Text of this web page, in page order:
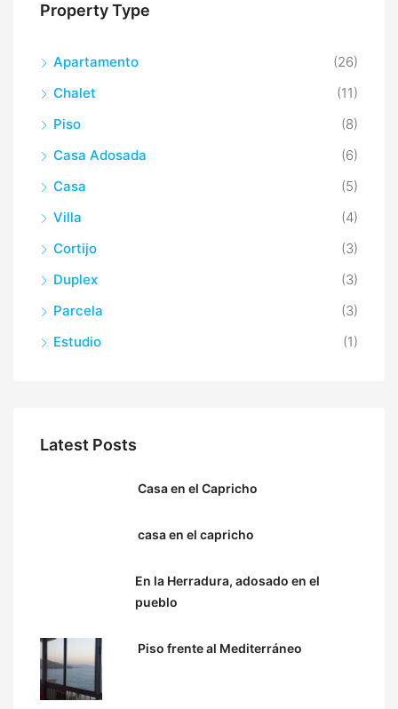
Property Type
Apartamento
(26)
Chalet
(11)
Piso
(8)
Casa Adosada
(6)
Casa
(5)
Villa
(4)
Cortijo
(3)
Duplex
(3)
Parcela
(3)
Estudio
(1)
Latest Posts
Casa en el Capricho
casa en el capricho
En la Herradura, adosado en el
pueblo
Piso frente al Mediterráneo